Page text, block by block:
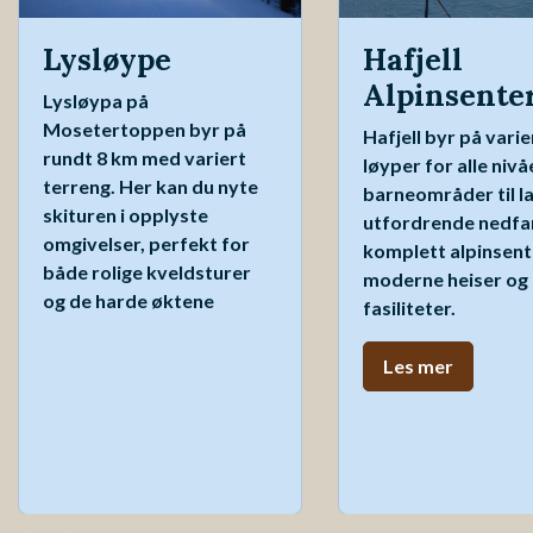
Lysløype
Lysløypa på
Mosetertoppen byr på
rundt 8 km med variert
terreng. Her kan du nyte
skituren i opplyste
omgivelser, perfekt for
både rolige kveldsturer
og de harde øktene
Hafjell
Hafjell byr på
løyper for alle
barneområder til
utfordrende
komplett
moderne heiser
fasiliteter.
Les mer